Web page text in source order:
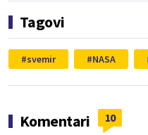
Tagovi
svemir NASA
Komentari 10